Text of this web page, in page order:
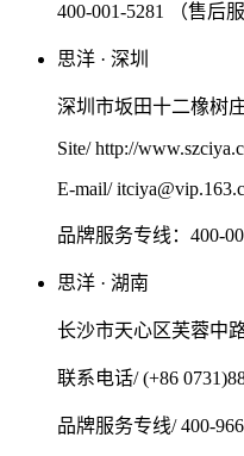
400-001-5281 （售后
思洋 · 深圳
深圳市坂田十二橡树
Site/ http://
E-mail/
品牌服务专线：400-
思洋 · 湖南
长沙市天心区芙蓉中
联系电话/ (+86
品牌服务专线/ 400-